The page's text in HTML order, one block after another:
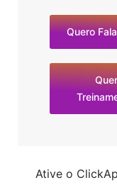
Quero
Ative o